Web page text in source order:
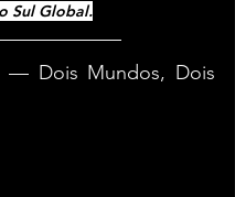
Sul Global.
— Dois Mundos, Dois